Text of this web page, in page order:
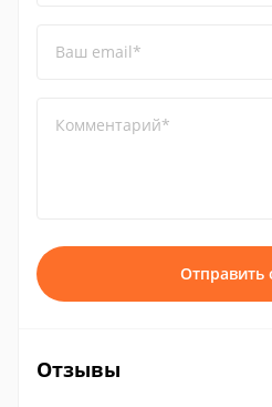
Ваш email*
Комментарий*
Отправить
Отзывы